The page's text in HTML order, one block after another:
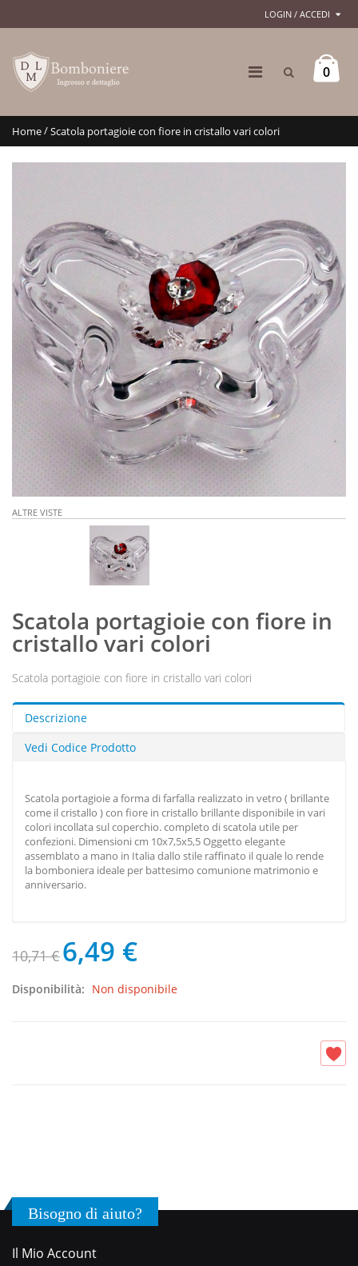
LOGIN / ACCEDI
0
Home/Scatola portagioie con fiore in cristallo vari colori
ALTRE VISTE
Scatola portagioie con fiore in
cristallo vari colori
Scatola portagioie con fiore in cristallo vari colori
Descrizione
Vedi Codice Prodotto
Scatola portagioie a forma di farfalla realizzato in vetro ( brillante
come il cristallo ) con fiore in cristallo brillante disponibile in vari
colori incollata sul coperchio. completo di scatola utile per
confezioni. Dimensioni cm 10x7,5x5,5 Oggetto elegante
assemblato a mano in Italia dallo stile raffinato il quale lo rende
la bomboniera ideale per battesimo comunione matrimonio e
anniversario.
10,71 €6,49 €
Disponibilità: Non disponibile
Bisogno di aiuto?
Il Mio Account